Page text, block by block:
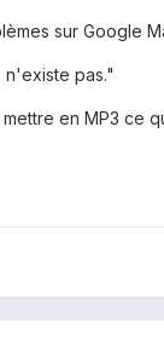
sur Google
n'existe pas."
en MP3